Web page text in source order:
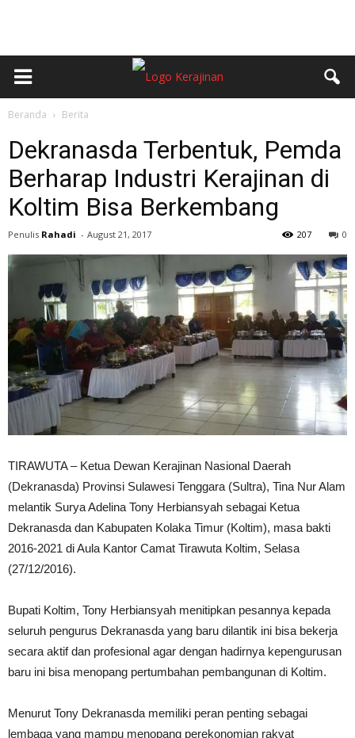
Beranda Berita
Dekranasda Terbentuk, Pemda
Berharap Industri Kerajinan di
Koltim Bisa Berkembang
Penulis Rahadi - August 21, 2017 0
207
TIRAWUTA – Ketua Dewan Kerajinan Nasional Daerah
(Dekranasda) Provinsi Sulawesi Tenggara (Sultra), Tina Nur Alam
melantik Surya Adelina Tony Herbiansyah sebagai Ketua
Dekranasda dan Kabupaten Kolaka Timur (Koltim), masa bakti
2016-2021 di Aula Kantor Camat Tirawuta Koltim, Selasa
(27/12/2016).
Bupati Koltim, Tony Herbiansyah menitipkan pesannya kepada
seluruh pengurus Dekranasda yang baru dilantik ini bisa bekerja
secara aktif dan profesional agar dengan hadirnya kepengurusan
baru ini bisa menopang pertumbahan pembangunan di Koltim.
Menurut Tony Dekranasda memiliki peran penting sebagai
lembaga yang mampu menopang perekonomian rakyat